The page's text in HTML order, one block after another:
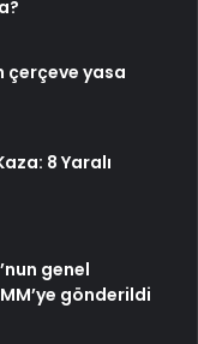
çerçeve yasa
8 Yaralı
genel
gönderildi